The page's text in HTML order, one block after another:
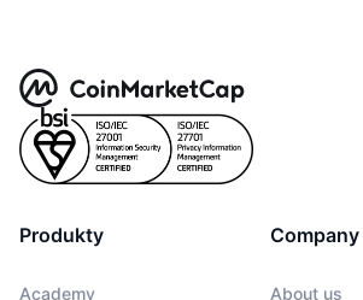
Produkty
Academy
Company
About us